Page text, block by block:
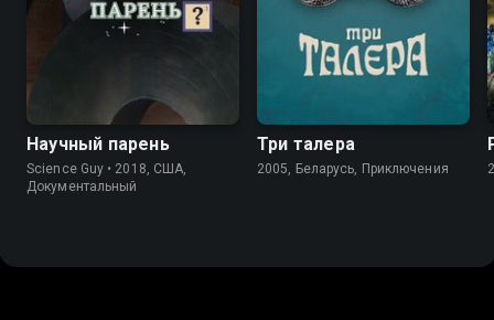
Научный парень
Science Guy • 2018, США,
Документальный
Три талера
2005, Беларусь, Приключения